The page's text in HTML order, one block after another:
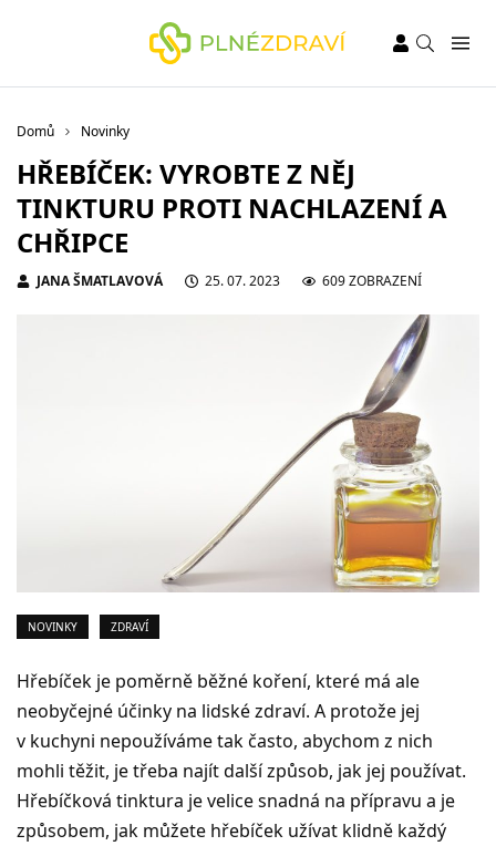
Domů Novinky
HŘEBÍČEK: VYROBTE Z NĚJ
TINKTURU PROTI NACHLAZENÍ A
CHŘIPCE
JANA ŠMATLAVOVÁ 25. 07. 2023 609 ZOBRAZENÍ
NOVINKY ZDRAVÍ
Hřebíček je poměrně běžné koření, které má ale
neobyčejné účinky na lidské zdraví. A protože jej
v kuchyni nepoužíváme tak často, abychom z nich
mohli těžit, je třeba najít další způsob, jak jej používat.
Hřebíčková tinktura je velice snadná na přípravu a je
způsobem, jak můžete hřebíček užívat klidně každý